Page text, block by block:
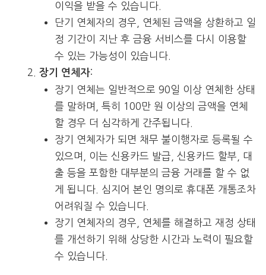
이익을 받을 수 있습니다.
단기 연체자의 경우, 연체된 금액을 상환하고 일
정 기간이 지난 후 금융 서비스를 다시 이용할
수 있는 가능성이 있습니다.
장기 연체자:
장기 연체는 일반적으로 90일 이상 연체한 상태
를 말하며, 특히 100만 원 이상의 금액을 연체
할 경우 더 심각하게 간주됩니다.
장기 연체자가 되면 채무 불이행자로 등록될 수
있으며, 이는 신용카드 발급, 신용카드 할부, 대
출 등을 포함한 대부분의 금융 거래를 할 수 없
게 됩니다. 심지어 본인 명의로 휴대폰 개통조차
어려워질 수 있습니다.
장기 연체자의 경우, 연체를 해결하고 재정 상태
를 개선하기 위해 상당한 시간과 노력이 필요할
수 있습니다.